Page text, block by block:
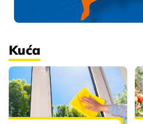
Kuća